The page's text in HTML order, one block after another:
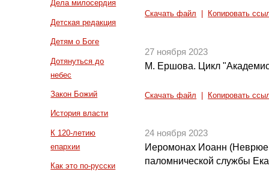
Дела милосердия
Детская редакция
Детям о Боге
Дотянуться до
небес
Закон Божий
История власти
К 120-летию
епархии
Как это по-русски
Скачать файл Копировать
27 ноября 2023
М. Ершова. Цикл
Скачать файл Копировать
24 ноября 2023
Иеромонах Иоанн
паломнической службы